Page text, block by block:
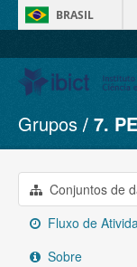
BRASIL
Conjuntos de
Organizações
Grupos
Sobre
Grupos 7.
Conjuntos de
Fluxo de
Sobre